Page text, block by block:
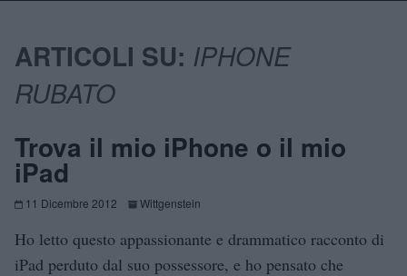
ARTICOLI SU: IPHONE
RUBATO
Trova il mio iPhone o il mio
iPad
11 Dicembre 2012 Wittgenstein
Ho letto questo appassionante e drammatico racconto di
iPad perduto dal suo possessore, e ho pensato che